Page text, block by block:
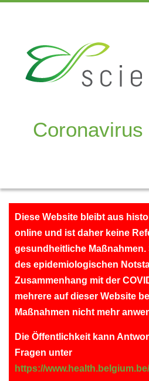
content
Diese Website bleibt aus
online und ist daher keine
gesundheitliche
des epidemiologischen
Zusammenhang mit der
mehrere auf dieser Website
Maßnahmen nicht mehr
Die Öffentlichkeit kann
Fragen unter
https://